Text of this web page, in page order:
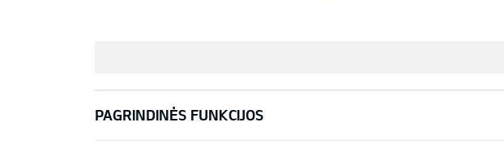
PAGRINDINĖS FUNKCIJOS